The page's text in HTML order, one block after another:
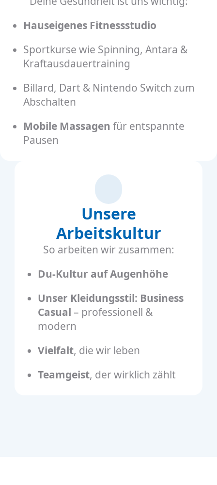
Hauseigenes Fitnessstudio
Sportkurse wie Spinning, Antara &
Kraftausdauertraining
Billard, Dart & Nintendo Switch zum
Abschalten
Mobile Massagen für entspannte
Pausen
Unsere
Arbeitskultur
So arbeiten wir zusammen:
Du-Kultur auf Augenhöhe
Unser Kleidungsstil: Business
Casual – professionell &
modern
Vielfalt, die wir leben
Teamgeist, der wirklich zählt